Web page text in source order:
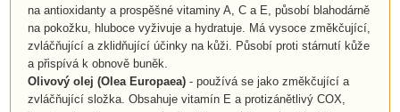
na antioxidanty a prospěšné vitaminy A, C a E, působí blahodárně
na pokožku, hluboce vyživuje a hydratuje. Má vysoce změkčující,
zvláčňující a zklidňující účinky na kůži. Působí proti stárnutí kůže
a přispívá k obnově buněk.
Olivový olej (Olea Europaea)- používá se jako změkčující a
zvláčňující složka. Obsahuje vitamín E a protizánětlivý COX,